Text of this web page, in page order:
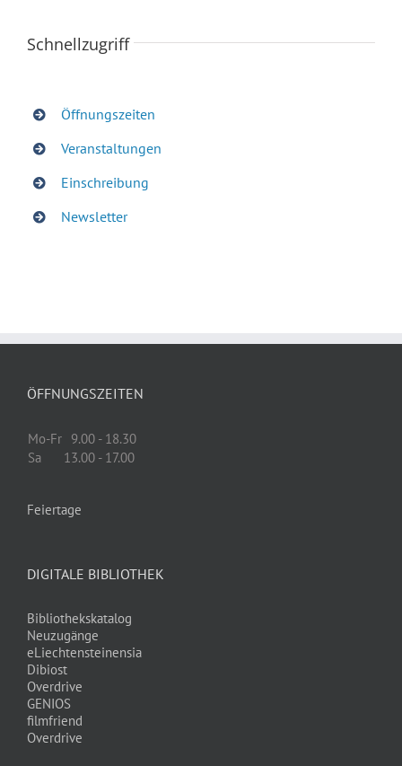
Schnellzugriff
Öffnungszeiten
Veranstaltungen
Einschreibung
Newsletter
ÖFFNUNGSZEITEN
Mo-Fr 9.00 - 18.30
Sa
13.00 - 17.00
Feiertage
DIGITALE BIBLIOTHEK
Bibliothekskatalog
Neuzugänge
eLiechtensteinensia
Dibiost
Overdrive
GENIOS
filmfriend
Overdrive